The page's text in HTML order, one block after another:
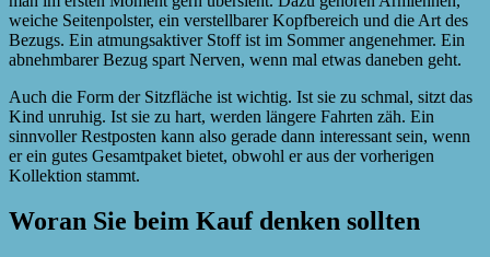
weiche Seitenpolster, ein verstellbarer Kopfbereich und die Art des
Bezugs. Ein atmungsaktiver Stoff ist im Sommer angenehmer. Ein
abnehmbarer Bezug spart Nerven, wenn mal etwas daneben geht.
Auch die Form der Sitzfläche ist wichtig. Ist sie zu schmal, sitzt das
Kind unruhig. Ist sie zu hart, werden längere Fahrten zäh. Ein
sinnvoller Restposten kann also gerade dann interessant sein, wenn
er ein gutes Gesamtpaket bietet, obwohl er aus der vorherigen
Kollektion stammt.
Woran Sie beim Kauf denken sollten